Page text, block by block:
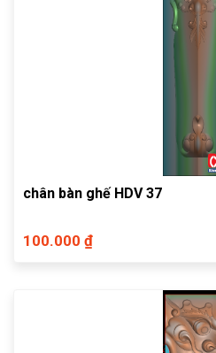
chân bàn ghế HDV 37
100.000 ₫